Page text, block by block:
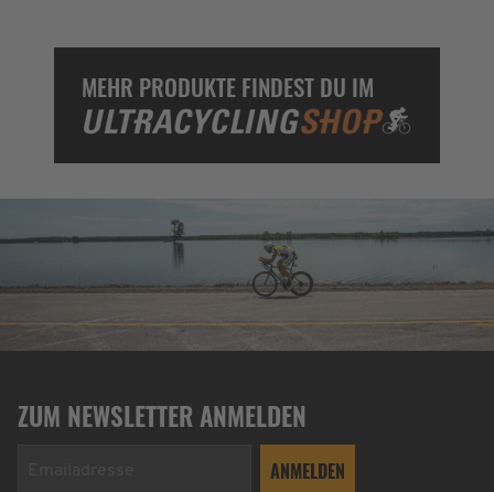
MEHR PRODUKTE FINDEST DU IM
ZUM NEWSLETTER ANMELDEN